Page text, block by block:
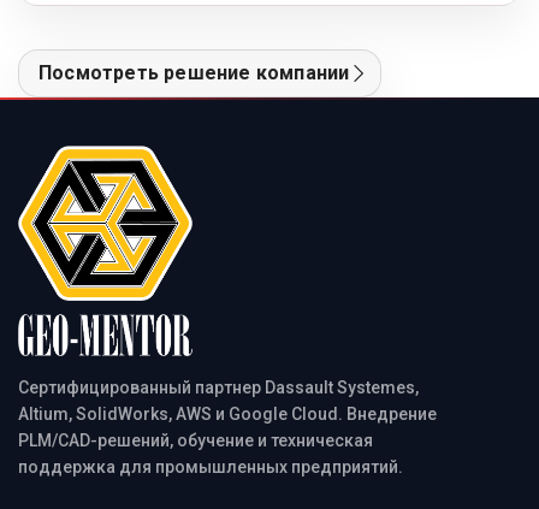
Посмотреть решение компании
Сертифицированный партнер Dassault Systemes,
Altium, SolidWorks, AWS и Google Cloud. Внедрение
PLM/CAD-решений, обучение и техническая
поддержка для промышленных предприятий.